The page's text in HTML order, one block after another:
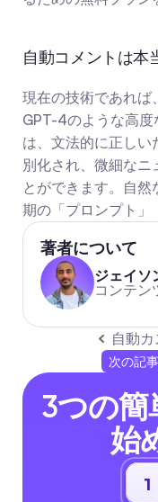
自動コメントは本
現在の技術であれ
GPT-4のような高
は、文法的に正しい
別化され、微細なニ
とができます。自
期の「プロンプト」
著者について
ジェイソ
コンテン
自動
次の記事
3つの
始
1